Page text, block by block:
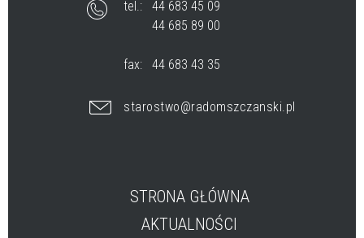
tel.:
44 683 45 09
44 685 89 00
fax: 44 683 43 35
starostwo@radomszczanski.pl
STRONA GŁÓWNA
AKTUALNOŚCI